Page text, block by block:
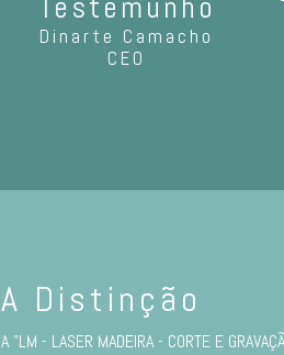
Dinarte Camacho
CEO
A Distinção
A "LM - LASER MADEIRA - CORTE E